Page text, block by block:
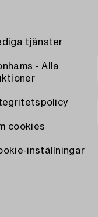
tjänster
- Alla
cookies
inställningar